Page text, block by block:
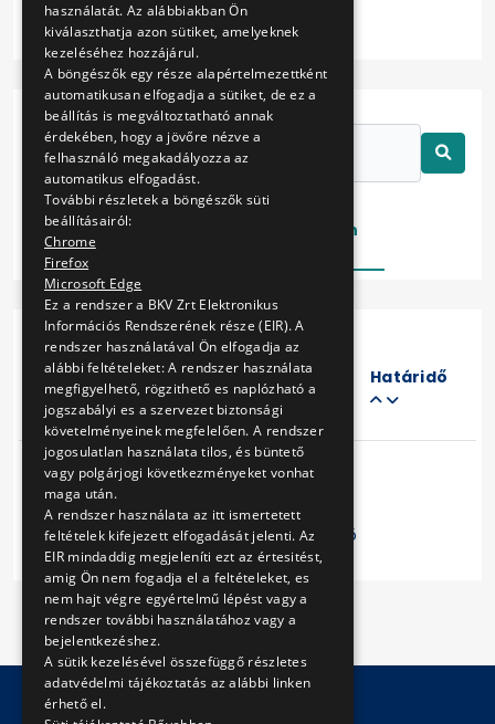
Folyamatban
Cím
Eljárás
száma
Határidő
Előző 1 Következő
használatát. Az alábbiakban Ön
kiválaszthatja azon sütiket, amelyeknek
kezeléséhez hozzájárul.
A böngészők egy része alapértelmezettként
automatikusan elfogadja a sütiket, de ez a
beállítás is megváltoztatható annak
érdekében, hogy a jövőre nézve a
felhasználó megakadályozza az
automatikus elfogadást.
További részletek a böngészők süti
beállításairól:
Chrome
Firefox
Microsoft Edge
Ez a rendszer a BKV Zrt Elektronikus
Információs Rendszerének része (EIR). A
rendszer használatával Ön elfogadja az
alábbi feltételeket: A rendszer használata
megfigyelhető, rögzithető es naplózható a
jogszabályi es a szervezet biztonsági
követelményeinek megfelelően. A rendszer
jogosulatlan használata tilos, és büntető
vagy polgárjogi következményeket vonhat
maga után.
A rendszer használata az itt ismertetett
feltételek kifejezett elfogadását jelenti. Az
EIR mindaddig megjeleníti ezt az értesitést,
amig Ön nem fogadja el a feltételeket, es
nem hajt végre egyértelmű lépést vagy a
rendszer további használatához vagy a
bejelentkezéshez.
A sütik kezelésével összefüggő részletes
adatvédelmi tájékoztatás az alábbi linken
érhető el.